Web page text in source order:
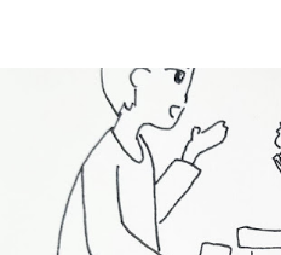
모든 절차를 대신 처리해주지는 않
산, 부동산, 세금, 연금 등 '조회' 신청
합니다. - 상속포기 또는 한정승인
군구청 - 예금 인출, 보험금 청구 은
있는 건 '신청까지', 처리는 2주 후 부